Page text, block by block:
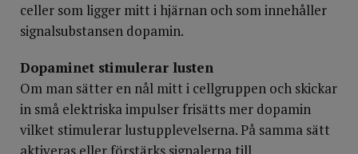
celler som ligger mitt i hjärnan och som innehåller
signalsubstansen dopamin.
Dopaminet stimulerar lusten
Om man sätter en nål mitt i cellgruppen och skickar
in små elektriska impulser frisätts mer dopamin
vilket stimulerar lustupplevelserna. På samma sätt